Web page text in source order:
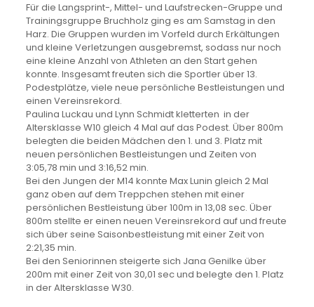
Für die Langsprint-, Mittel- und Laufstrecken-Gruppe und
Trainingsgruppe Bruchholz ging es am Samstag in den
Harz. Die Gruppen wurden im Vorfeld durch Erkältungen
und kleine Verletzungen ausgebremst, sodass nur noch
eine kleine Anzahl von Athleten an den Start gehen
konnte. Insgesamt freuten sich die Sportler über 13.
Podestplätze, viele neue persönliche Bestleistungen und
einen Vereinsrekord.
Paulina Luckau und Lynn Schmidt kletterten in der
Altersklasse W10 gleich 4 Mal auf das Podest. Über 800m
belegten die beiden Mädchen den 1. und 3. Platz mit
neuen persönlichen Bestleistungen und Zeiten von
3:05,78 min und 3:16,52 min.
Bei den Jungen der M14 konnte Max Lunin gleich 2 Mal
ganz oben auf dem Treppchen stehen mit einer
persönlichen Bestleistung über 100m in 13,08 sec. Über
800m stellte er einen neuen Vereinsrekord auf und freute
sich über seine Saisonbestleistung mit einer Zeit von
2:21,35 min.
Bei den Seniorinnen steigerte sich Jana Genilke über
200m mit einer Zeit von 30,01 sec und belegte den 1. Platz
in der Altersklasse W30.